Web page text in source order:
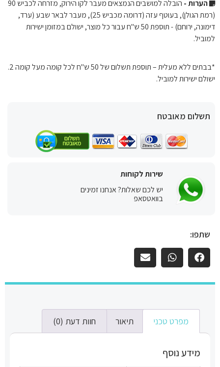
הערות -
הובלה למושבים הנמצאים מעבר לקו הירוק, מזרחה לכביש 90
(רמת הגולן), בעוטף עזה (דרומה מכביש 25), מעבר לבאר שבע (ערד,
דימונה, ירוחם) - תוספת 50 ש"ח עבור כל מוצר, ישולם במזומן ישירות
למוביל.
*בבתים ללא מעלית – תוספת תשלום של 50 ש"ח לכל קומה מעל קומה 2.
ישולם ישירות למוביל.
תשלום מאובטח
שירות לקוחות
יש לכם שאלות? אנחנו זמינים
בוואטסאפ
שתפו:
מפרט טכני תיאור חוות דעת (0)
מידע נוסף